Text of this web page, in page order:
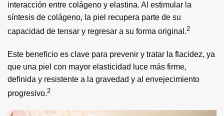
interacción entre colágeno y elastina. Al estimular la
síntesis de colágeno, la piel recupera parte de su
capacidad de tensar y regresar a su forma original.2
Este beneficio es clave para prevenir y tratar la flacidez, ya
que una piel con mayor elasticidad luce más firme,
definida y resistente a la gravedad y al envejecimiento
progresivo.2